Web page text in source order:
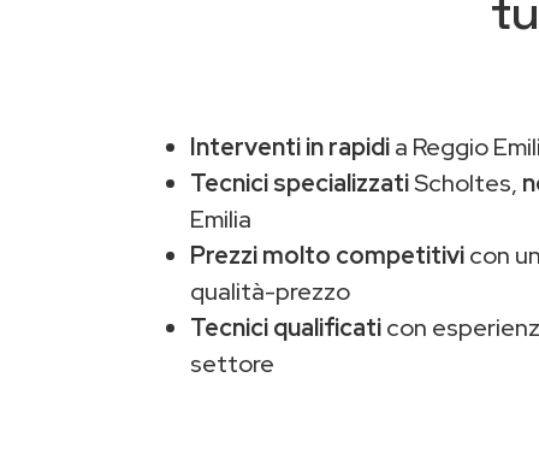
Interventi in rapidia Reggio
Tecnici specializzatiScholtes,
Emilia
Prezzi molto competitivicon
qualità-prezzo
Tecnici qualificaticon
settore